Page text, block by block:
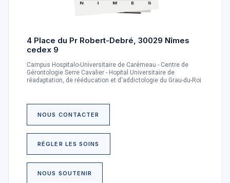
4 Place du Pr Robert-Debré, 30029 Nîmes
cedex 9
Campus Hospitalo-Universitaire de Carémeau - Centre de
Gérontologie Serre Cavalier - Hopital Universitaire de
réadaptation, de rééducation et d'addictologie du Grau-du-Roi
NOUS CONTACTER
RÉGLER LES SOINS
NOUS SOUTENIR